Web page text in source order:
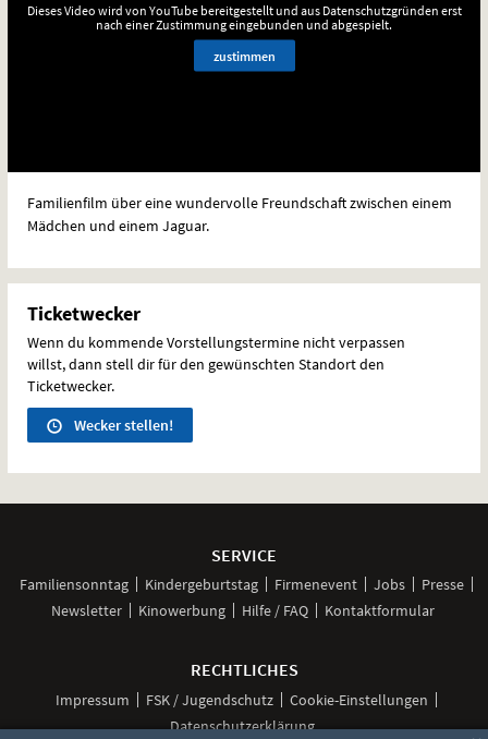
Dieses Video wird von YouTube bereitgestellt und aus Datenschutzgründen erst
nach einer Zustimmung eingebunden und abgespielt.
zustimmen
Familienfilm über eine wundervolle Freundschaft zwischen einem
Mädchen und einem Jaguar.
Ticketwecker
Wenn du kommende Vorstellungstermine nicht verpassen
willst, dann stell dir für den gewünschten Standort den
Ticketwecker.
Wecker stellen!
SERVICE
Familiensonntag Kindergeburtstag Firmenevent Jobs
Presse
Newsletter
Kinowerbung Hilfe / FAQ Kontaktformular
RECHTLICHES
Impressum FSK / Jugendschutz
Cookie-Einstellungen
Datenschutzerklärung